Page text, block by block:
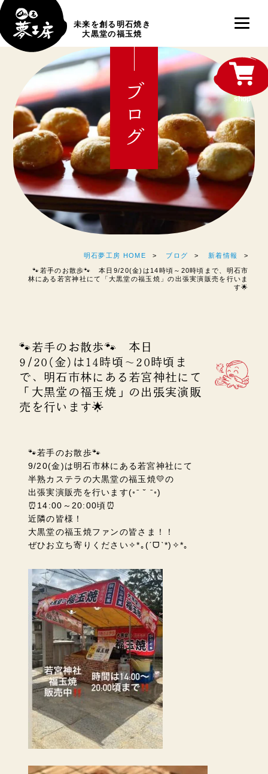
未来を創る明石焼き
大黒堂の福玉焼
ブログ
明石夢工房 HOME ブログ 新着情報
🐾若手のお散歩🐾 本日9/20(金)は14時頃～20時頃まで、明石市
林にある若宮神社にて「大黒堂の福玉焼」の出張実演販売を行いま
す🌟
🐾若手のお散歩🐾 本日
9/20(金)は14時頃～20時頃ま
で、明石市林にある若宮神社にて
「大黒堂の福玉焼」の出張実演販
売を行います🌟
🐾若手のお散歩🐾
9/20(金)は明石市林にある若宮神社にて
半熟カステラの大黒堂の福玉焼💛の
出張実演販売を行います(◦ˉ ˘ ˉ◦)
⏰14:00～20:00頃⏰
近隣の皆様！
大黒堂の福玉焼ファンの皆さま！！
ぜひお立ち寄りください✧*｡(ˊᗜˋ*)✧*｡
shop